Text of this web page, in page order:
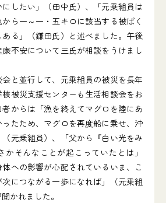
したい」（田中氏）、「元乗組員は
ら一～一・五キロに該当する被ばく
る」（鎌田氏）と述べました。午後
不安について三氏が相談をうけまし
と並行して、元乗組員の被災を長年
被災支援センターも生活相談会をお
からは「漁を終えてマグロを陸にあ
たため、マグロを再度船に乗せ、沖
元乗組員）、「父から『白い光をみ
かそんなことが起こっていたとは」
体への影響が心配されているいま、こ
につながる一歩になれば」（元乗組
かれました。